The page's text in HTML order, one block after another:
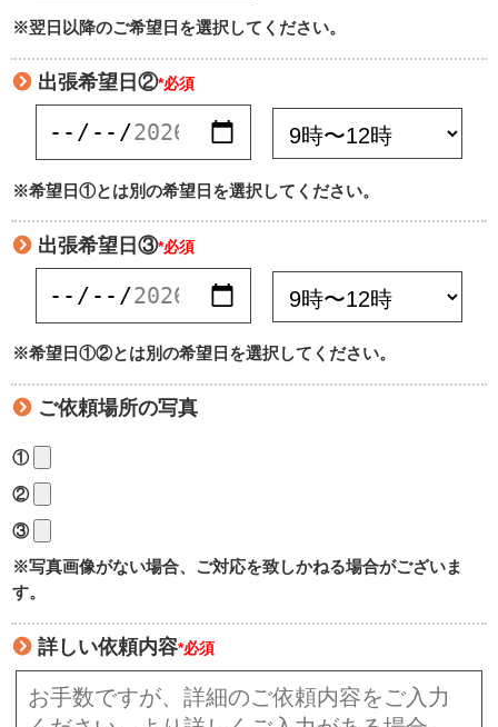
※翌日以降のご希望日を選択してください。
出張希望日②*必須
※希望日①とは別の希望日を選択してください。
出張希望日③*必須
※希望日①②とは別の希望日を選択してください。
ご依頼場所の写真
①
②
③
※写真画像がない場合、ご対応を致しかねる場合がございま
す。
詳しい依頼内容*必須